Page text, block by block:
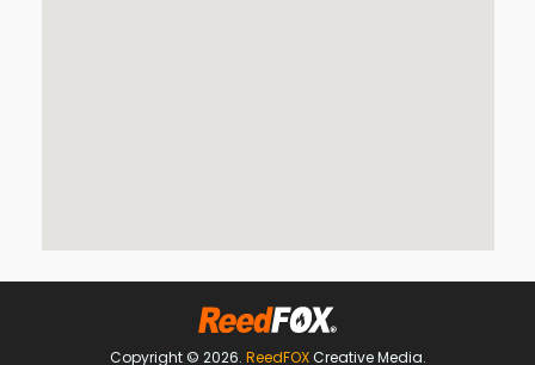
Copyright © 2026. ReedFOXCreative Media.